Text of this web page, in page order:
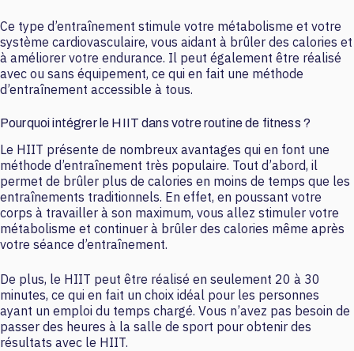
Ce type d’entraînement stimule votre métabolisme et votre
système cardiovasculaire, vous aidant à brûler des calories et
à améliorer votre endurance. Il peut également être réalisé
avec ou sans équipement, ce qui en fait une méthode
d’entraînement accessible à tous.
Pourquoi intégrer le HIIT dans votre routine de fitness ?
Le HIIT présente de nombreux avantages qui en font une
méthode d’entraînement très populaire. Tout d’abord, il
permet de brûler plus de calories en moins de temps que les
entraînements traditionnels. En effet, en poussant votre
corps à travailler à son maximum, vous allez stimuler votre
métabolisme et continuer à brûler des calories même après
votre séance d’entraînement.
De plus, le HIIT peut être réalisé en seulement 20 à 30
minutes, ce qui en fait un choix idéal pour les personnes
ayant un emploi du temps chargé. Vous n’avez pas besoin de
passer des heures à la salle de sport pour obtenir des
résultats avec le HIIT.